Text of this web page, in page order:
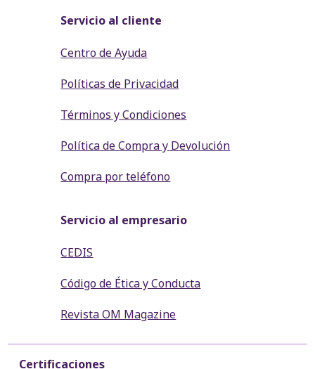
Servicio al cliente
Centro de Ayuda
Políticas de Privacidad
Términos y Condiciones
Política de Compra y Devolución
Compra por teléfono
Servicio al empresario
CEDIS
Código de Ética y Conducta
Revista OM Magazine
Certificaciones